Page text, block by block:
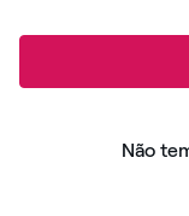
Não